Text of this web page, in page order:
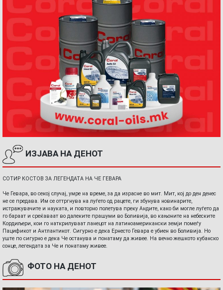
ИЗЈАВА НА ДЕНОТ
СОТИР КОСТОВ ЗА ЛЕГЕНДАТА НА ЧЕ ГЕВАРА
Че Гевара, во секој случај, умре на време, за да израсне во мит. Мит, кој до ден денес
не се предава. Им се оттргнува на луѓето од рацете, ги збунува новинарите,
истражувачите и науката, и повторно полетува преку Андите, како би могле луѓето да
го бараат и среќаваат во далеките прашуми во Боливија, во кањоните на небеските
Кордиљери, кои го наткрилуваат ланецот на латиноамерикански земји помеѓу
Пацификот и Антлантикот. Сигурно е дека Ернесто Гевара е убиен во Боливија. Но
уште по сигурно е дека Че останува и понатаму да живее. На вечно жешкото кубанско
сонце, легендата за Че и понатаму живее.
ФОТО НА ДЕНОТ